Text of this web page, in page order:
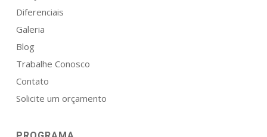
Diferenciais
Galeria
Blog
Trabalhe Conosco
Contato
Solicite um orçamento